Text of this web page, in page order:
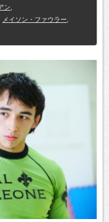
ン
メイソン・ファウラー